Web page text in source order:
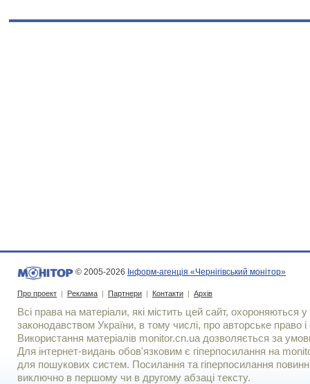
© 2005-2026 Інформ-агенція «Чернігівський монітор»
Про проект | Реклама | Партнери | Контакти | Архів
Всі права на матеріали, які містить цей сайт, охороняються у
законодавством України, в тому числі, про авторське право і
Використання матерiалiв monitor.cn.ua дозволяється за
Для iнтернет-видань обов'язковим є гiперпосилання на
для пошукових систем. Посилання та гіперпосилання
виключно в першому чи в другому абзаці тексту.